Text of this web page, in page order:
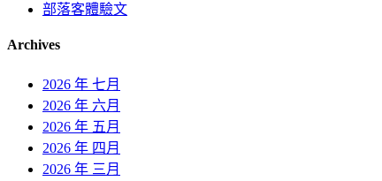
部落客體驗文
Archives
2026 年 七月
2026 年 六月
2026 年 五月
2026 年 四月
2026 年 三月